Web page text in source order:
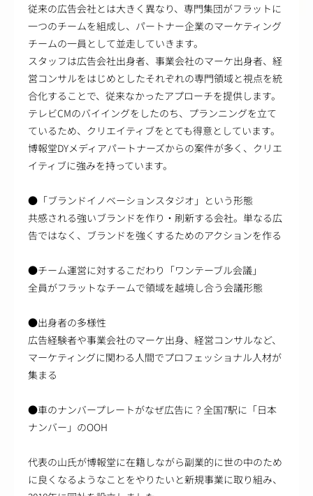
従来の広告会社とは大きく異なり、専門集団がフラットに
一つのチームを組成し、パートナー企業のマーケティング
チームの一員として並走していきます。
スタッフは広告会社出身者、事業会社のマーケ出身者、経
営コンサルをはじめとしたそれぞれの専門領域と視点を統
合化することで、従来なかったアプローチを提供します。
テレビCMのバイイングをしたのち、プランニングを立て
ているため、クリエイティブをとても得意としています。
博報堂DYメディアパートナーズからの案件が多く、クリエ
イティブに強みを持っています。
●「ブランドイノベーションスタジオ」という形態
共感される強いブランドを作り・刷新する会社。単なる広
告ではなく、ブランドを強くするためのアクションを作る
●チーム運営に対するこだわり「ワンテーブル会議」
全員がフラットなチームで領域を越境し合う会議形態
●出身者の多様性
広告経験者や事業会社のマーケ出身、経営コンサルなど、
マーケティングに関わる人間でプロフェッショナル人材が
集まる
●車のナンバープレートがなぜ広告に？全国7駅に「日本
ナンバー」のOOH
代表の山氏が博報堂に在籍しながら副業的に世の中のため
に良くなるようなことをやりたいと新規事業に取り組み、